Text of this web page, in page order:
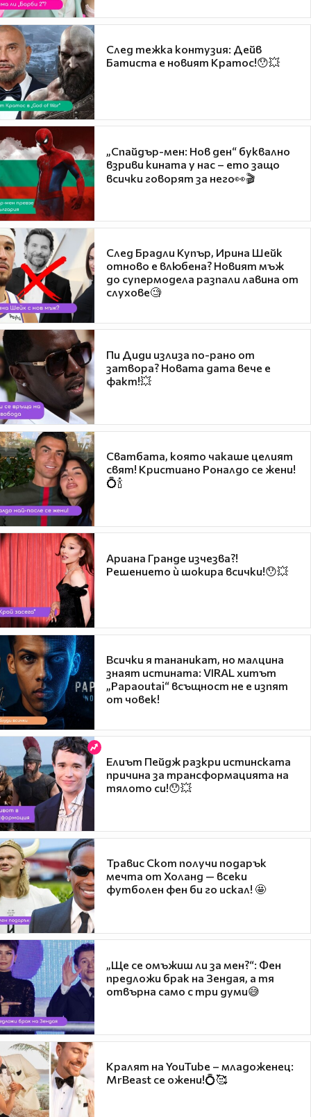
След тежка контузия: Дейв
Батиста е новият Кратос!😯💥
„Спайдър-мен: Нов ден“ буквално
взриви кината у нас – ето защо
всички говорят за него👀🎬
След Брадли Купър, Ирина Шейк
отново е влюбена? Новият мъж
до супермодела разпали лавина от
слухове🧐
Пи Диди излиза по-рано от
затвора? Новата дата вече е
факт!💥
Сватбата, която чакаше целият
свят! Кристиано Роналдо се жени!
💍🍾
Ариана Гранде изчезва?!
Решението ѝ шокира всички!😯💥
Всички я тананикат, но малцина
знаят истината: VIRAL хитът
„Papaoutai“ всъщност не е изпят
от човек!
Елиът Пейдж разкри истинската
причина за трансформацията на
тялото си!😯💥
Травис Скот получи подарък
мечта от Холанд — всеки
футболен фен би го искал! 🤩
„Ще се омъжиш ли за мен?“: Фен
предложи брак на Зендая, а тя
отвърна само с три думи😅
Кралят на YouTube – младоженец:
MrBeast се ожени!💍🥰